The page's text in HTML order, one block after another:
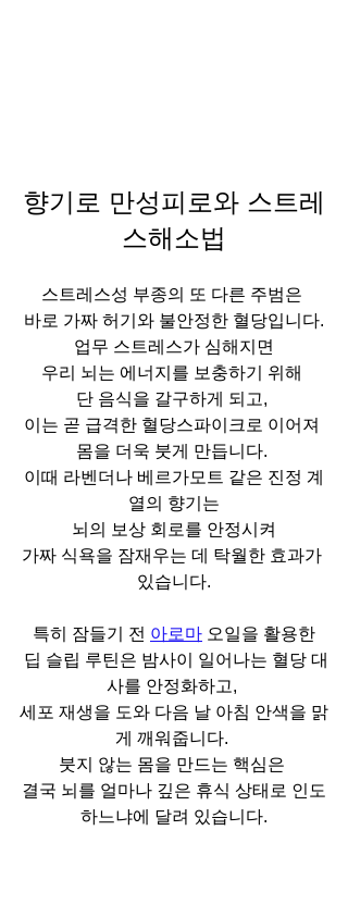
향기로 만성피로와 스트레
스해소법
스트레스성 부종의 또 다른 주범은
바로 가짜 허기와 불안정한 혈당입니다.
업무 스트레스가 심해지면
우리 뇌는 에너지를 보충하기 위해
단 음식을 갈구하게 되고,
이는 곧 급격한 혈당스파이크로 이어져
몸을 더욱 붓게 만듭니다.
이때 라벤더나 베르가모트 같은 진정 계
열의 향기는
뇌의 보상 회로를 안정시켜
가짜 식욕을 잠재우는 데 탁월한 효과가
있습니다.
특히 잠들기 전 아로마 오일을 활용한
사를 안정화하고,
세포 재생을 도와 다음 날 아침 안색을 맑
게 깨워줍니다.
붓지 않는 몸을 만드는 핵심은
결국 뇌를 얼마나 깊은 휴식 상태로 인도
하느냐에 달려 있습니다.